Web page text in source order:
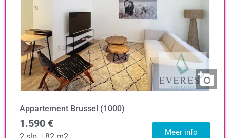
Appartement Brussel (1000)
1.590 €
Meer info